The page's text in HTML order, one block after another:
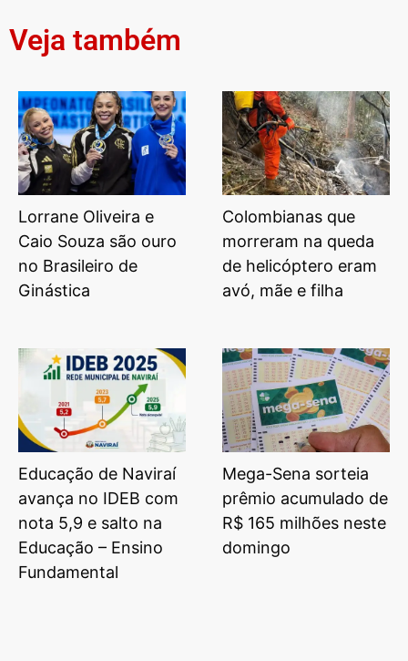
Veja também
Lorrane Oliveira e
Caio Souza são ouro
no Brasileiro de
Ginástica
Colombianas que
morreram na queda
de helicóptero eram
avó, mãe e filha
Educação de Naviraí
avança no IDEB com
nota 5,9 e salto na
Educação – Ensino
Fundamental
Mega-Sena sorteia
prêmio acumulado de
R$ 165 milhões neste
domingo